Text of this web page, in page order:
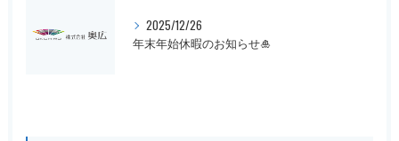
2025/12/26
年末年始休暇のお知らせ🎍